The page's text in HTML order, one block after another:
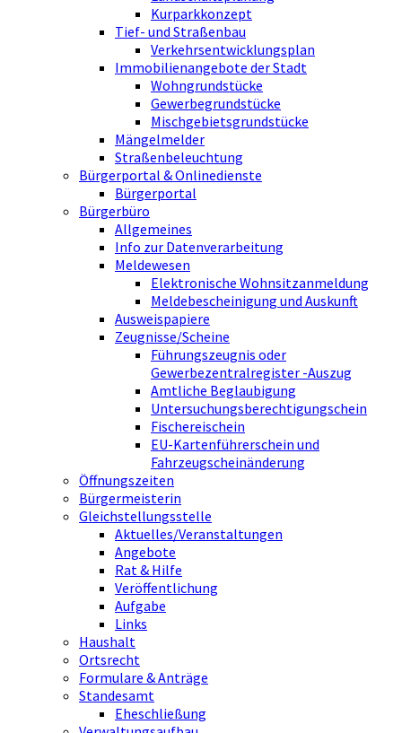
Kurparkkonzept
Tief- und Straßenbau
Verkehrsentwicklungsplan
Immobilienangebote der Stadt
Wohngrundstücke
Gewerbegrundstücke
Mischgebietsgrundstücke
Mängelmelder
Straßenbeleuchtung
Bürgerportal & Onlinedienste
Bürgerportal
Bürgerbüro
Allgemeines
Info zur Datenverarbeitung
Meldewesen
Elektronische Wohnsitzanmeldung
Meldebescheinigung und Auskunft
Ausweispapiere
Zeugnisse/Scheine
Führungszeugnis oder
Gewerbezentralregister -Auszug
Amtliche Beglaubigung
Untersuchungsberechtigungschein
Fischereischein
EU-Kartenführerschein und
Fahrzeugscheinänderung
Öffnungszeiten
Bürgermeisterin
Gleichstellungsstelle
Aktuelles/Veranstaltungen
Angebote
Rat & Hilfe
Veröffentlichung
Aufgabe
Links
Haushalt
Ortsrecht
Formulare & Anträge
Standesamt
Eheschließung